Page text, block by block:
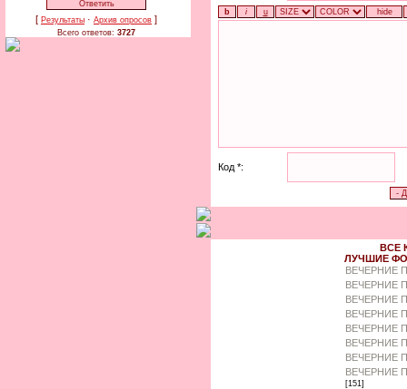
[ Результаты · Архив опросов ]
Всего ответов: 3727
Код *:
ВСЕ
ЛУЧШИЕ
ВЕЧЕРНИЕ
ВЕЧЕРНИЕ
ВЕЧЕРНИЕ
ВЕЧЕРНИЕ
ВЕЧЕРНИЕ
ВЕЧЕРНИЕ
ВЕЧЕРНИЕ
ВЕЧЕРНИЕ
[151]